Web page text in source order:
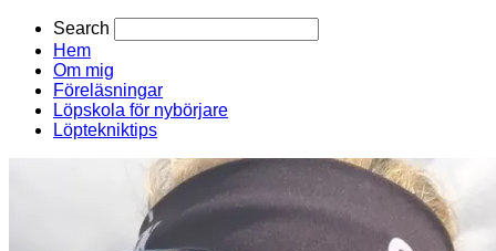
Search
Hem
Om mig
Föreläsningar
Löpskola för nybörjare
Löptekniktips